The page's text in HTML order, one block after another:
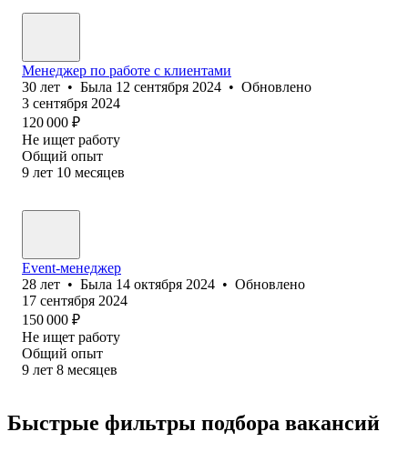
Менеджер по работе с клиентами
30 лет • Была 12 сентября 2024 • Обновлено
3 сентября 2024
120 000 ₽
Не ищет работу
Общий опыт
9 лет 10 месяцев
Event-менеджер
28 лет • Была 14 октября 2024 • Обновлено
17 сентября 2024
150 000 ₽
Не ищет работу
Общий опыт
9 лет 8 месяцев
Быстрые фильтры подбора вакансий